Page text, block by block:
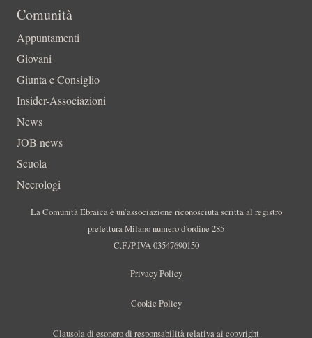
Comunità
Appuntamenti
Giovani
Giunta e Consiglio
Insider-Associazioni
News
JOB news
Scuola
Necrologi
La Comunità Ebraica è un’associazione riconosciuta scritta al registro
prefettura Milano numero d’ordine 285
C.F./P.IVA 03547690150
Privacy Policy
Cookie Policy
Clausola di esonero di responsabilità relativa ai copyright